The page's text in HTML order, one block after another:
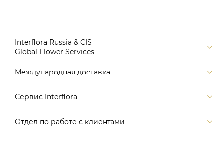
Interflora Russia & CIS
Global Flower Services
Версия для печати
Поиск
Международная доставка
Россия
Европа
Сервис Interflora
Заказ и оплата
Отдел по работе с клиентами